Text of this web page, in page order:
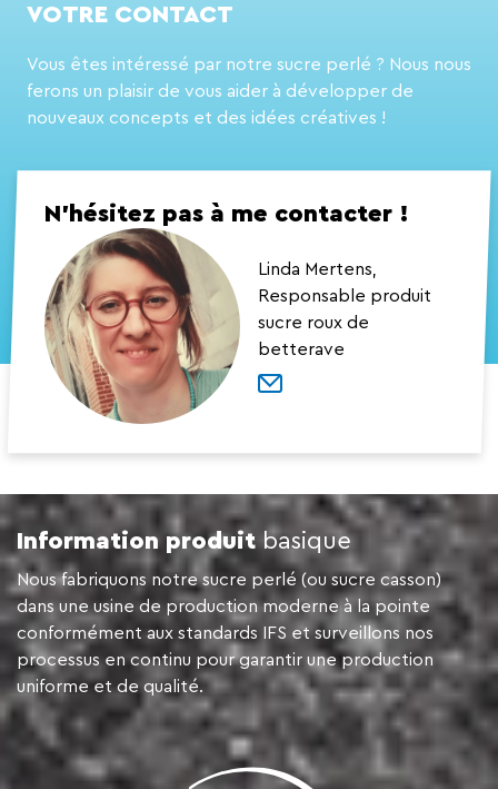
VOTRE CONTACT
Vous êtes intéressé par notre sucre perlé ? Nous nous
ferons un plaisir de vous aider à développer de
nouveaux concepts et des idées créatives !
N’hésitez pas à me contacter !
Linda Mertens,
Responsable produit
sucre roux de
betterave
Information produit basique
Nous fabriquons notre sucre perlé (ou sucre casson)
dans une usine de production moderne à la pointe
conformément aux standards IFS et surveillons nos
processus en continu pour garantir une production
uniforme et de qualité.